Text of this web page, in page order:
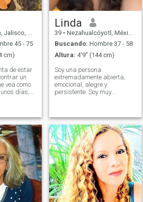
México
45 - 75
cm)
de estar
un
vea como
días,
por qué
es
no me
mi figura
una
noche y
mañana, y
encontrar
vivir una
ni
Linda
39 • Nezahualcóyotl, México, México
Buscando: Hombre 37 - 58
Altura: 4'9" (144 cm)
Soy una persona
extremadamente abierta,
emocional, alegre y
persistente. Soy muy
principios y estoy abierta a
nuevas experiencias y
nuevos sentimientos. Soy
capaz de amar incondicional
y fielmente. Me encanta la
belleza y no me gusta la
monotonía. Me gusta el estilo,
el ritmo de vida y la
inteligencia.